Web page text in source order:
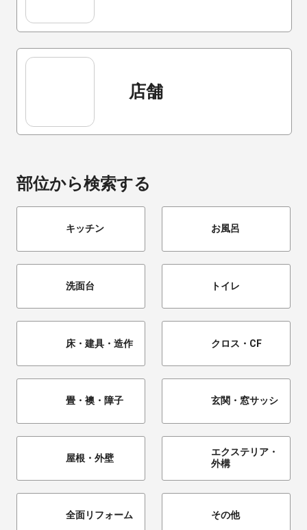
店舗
部位から検索する
キッチン お風呂
洗面台 トイレ
床・建具・造作 クロス・CF
畳・襖・障子 玄関・窓サッシ
屋根・外壁
エクステリア・
外構
全面リフォーム その他